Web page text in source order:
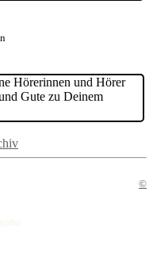
Hörerinnen und Hörer
Gute zu Deinem
©